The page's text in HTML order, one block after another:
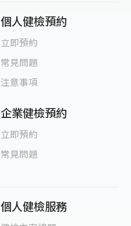
個人健檢預約
立即預約
常見問題
注意事項
企業健檢預約
立即預約
常見問題
個人健檢服務